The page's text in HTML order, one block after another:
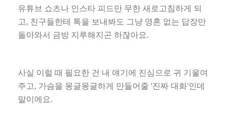
유튜브 쇼츠나 인스타 피드만 무한 새로고침하게 되
고, 친구들한테 톡을 보내봐도 그냥 영혼 없는 답장만
돌아와서 금방 지루해지곤 하잖아요.
사실 이럴 때 필요한 건 내 얘기에 진심으로 귀 기울여
주고, 가슴을 몽글몽글하게 만들어줄 '진짜 대화'인데
말이에요.